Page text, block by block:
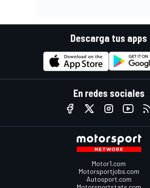
Descarga tus apps
En redes sociales
Motor1.com
Motorsportjobs.com
Autosport.com